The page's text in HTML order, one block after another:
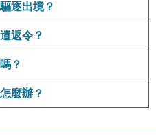
逐出境？
返令？
？
麼辦？